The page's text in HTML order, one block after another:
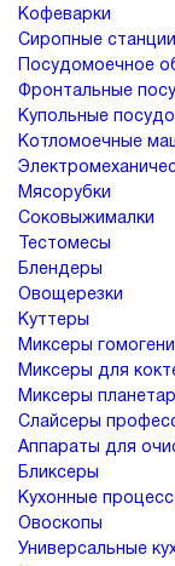
Кофеварки
Сиропные станции
Посудомоечное
Фронтальные
Купольные
Котломоечные
Мясорубки
Соковыжималки
Тестомесы
Блендеры
Овощерезки
Куттеры
Миксеры
Миксеры для
Миксеры
Слайсеры
Аппараты для
Бликсеры
Кухонные
Овоскопы
Универсальные